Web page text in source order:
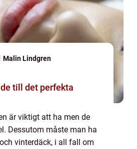
Malin Lindgren
till det perfekta
är viktigt att ha men de
Dessutom måste man ha
vinterdäck, i all fall om